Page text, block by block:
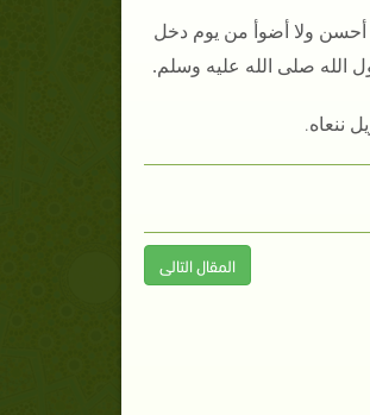
أحسن ولا أضوأ من يوم دخل
الله صلى الله عليه وسلم‏.‏
ننعاه‏.‏
المقال التالى